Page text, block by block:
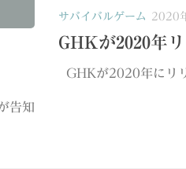
告知
サバイバルゲーム 2020
GHKが2020年
GHKが2020年にリ